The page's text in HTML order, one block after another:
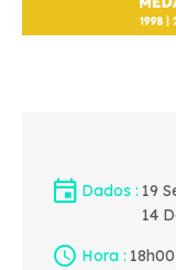
Dados
19
14
Hora 18h00